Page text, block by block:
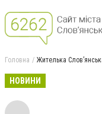
Головна Жителька
НОВИНИ